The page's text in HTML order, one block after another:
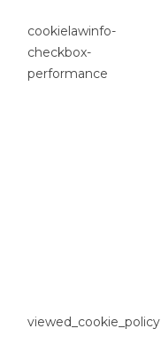
cookielawinfo-
checkbox-
performance
viewed_cookie_policy